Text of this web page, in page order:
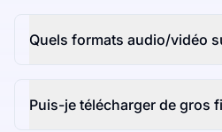
Quels formats audio/vidéo
Puis-je télécharger de gros